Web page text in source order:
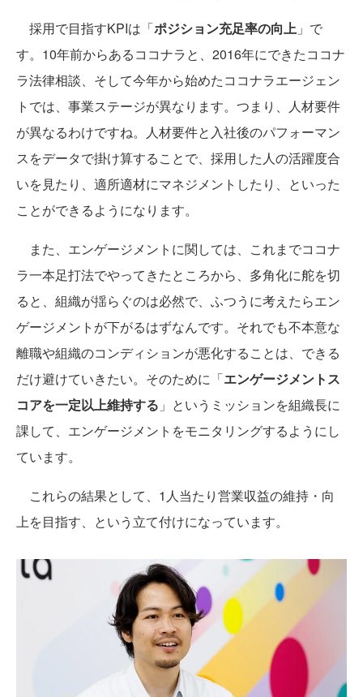
採用で目指すKPIは「ポジション充足率の向上 」で
す。10年前からあるココナラと、2016年にできたココナ
ラ法律相談、そして今年から始めたココナラエージェン
トでは、事業ステージが異なります。つまり、人材要件
が異なるわけですね。人材要件と入社後のパフォーマン
スをデータで掛け算することで、採用した人の活躍度合
いを見たり、適所適材にマネジメントしたり、といった
ことができるようになります。
また、エンゲージメントに関しては、これまでココナ
ラ一本足打法でやってきたところから、多角化に舵を切
ると、組織が揺らぐのは必然で、ふつうに考えたらエン
ゲージメントが下がるはずなんです。それでも不本意な
離職や組織のコンディションが悪化することは、できる
だけ避けていきたい。そのために「エンゲージメントス
コアを一定以上維持する 」というミッションを組織長に
課して、エンゲージメントをモニタリングするようにし
ています。
これらの結果として、1人当たり営業収益の維持・向
上を目指す、という立て付けになっています。